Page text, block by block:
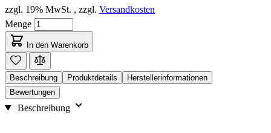
zzgl. 19% MwSt. , zzgl. Versandkosten
Menge
In den Warenkorb
Beschreibung Produktdetails
Herstellerinformationen
Bewertungen
Beschreibung